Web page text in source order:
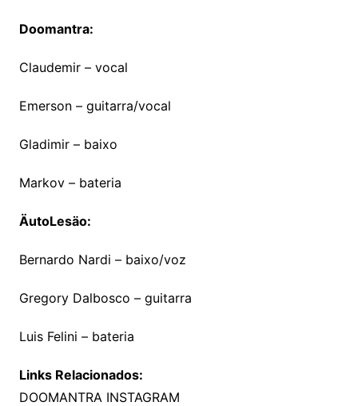
Doomantra:
Claudemir – vocal
Emerson – guitarra/vocal
Gladimir – baixo
Markov – bateria
ÄutoLesäo:
Bernardo Nardi – baixo/voz
Gregory Dalbosco – guitarra
Luis Felini – bateria
Links Relacionados:
DOOMANTRA INSTAGRAM